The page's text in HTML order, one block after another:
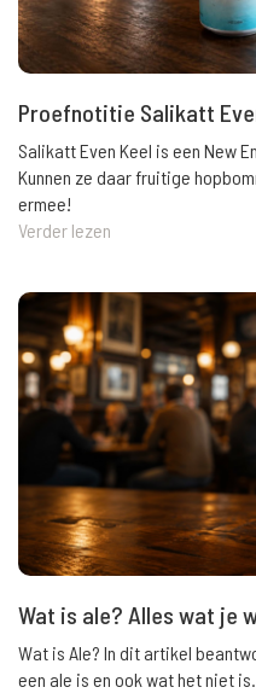
Proefnotitie Salikatt
Salikatt Even Keel is een New
Kunnen ze daar fruitige
ermee!
Verder lezen
Wat is ale? Alles wat je
Wat is Ale? In dit artikel
een ale is en ook wat het niet